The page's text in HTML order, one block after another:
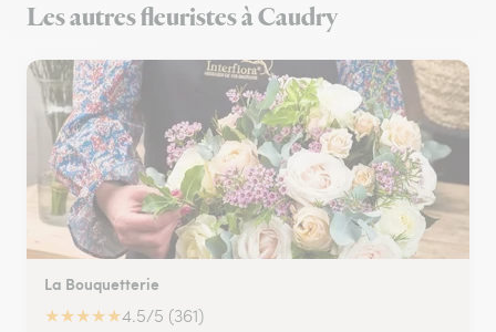
Les autres fleuristes à Caudry
La Bouquetterie
★★★★★4.5/5 (361)